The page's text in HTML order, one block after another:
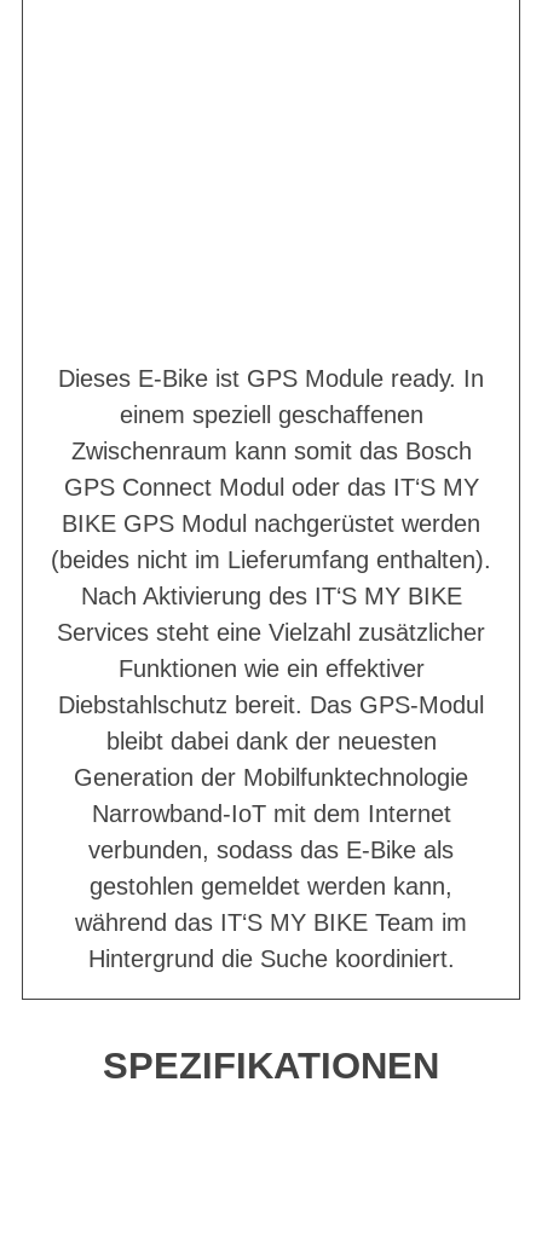
Dieses E-Bike ist GPS Module ready. In
einem speziell geschaffenen
Zwischenraum kann somit das Bosch
GPS Connect Modul oder das IT‘S MY
BIKE GPS Modul nachgerüstet werden
(beides nicht im Lieferumfang enthalten).
Nach Aktivierung des IT‘S MY BIKE
Services steht eine Vielzahl zusätzlicher
Funktionen wie ein effektiver
Diebstahlschutz bereit. Das GPS-Modul
bleibt dabei dank der neuesten
Generation der Mobilfunktechnologie
Narrowband-IoT mit dem Internet
verbunden, sodass das E-Bike als
gestohlen gemeldet werden kann,
während das IT‘S MY BIKE Team im
Hintergrund die Suche koordiniert.
SPEZIFIKATIONEN